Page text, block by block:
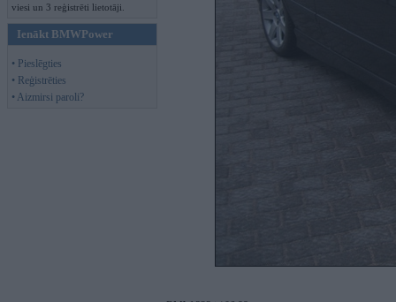
viesi un 3 reģistrēti lietotāji.
Ienākt BMWPower
• Pieslēgties
• Reģistrēties
• Aizmirsi paroli?